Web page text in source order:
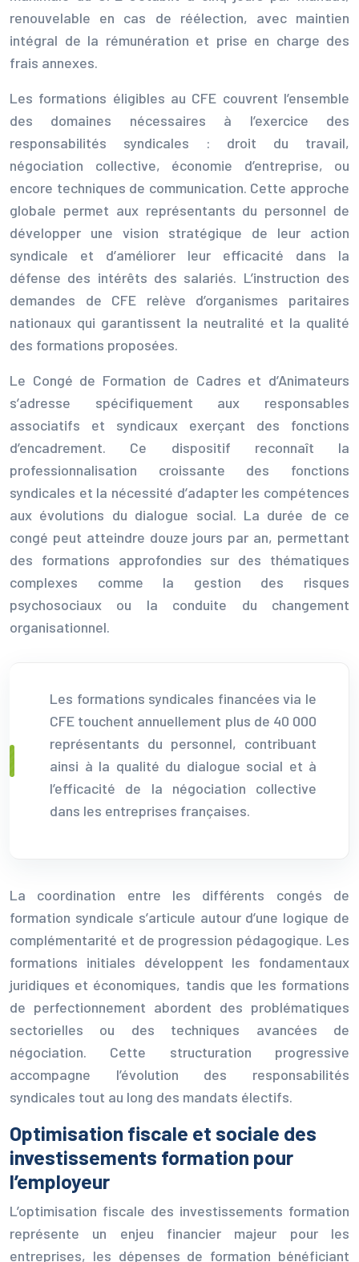
renouvelable en cas de réélection, avec maintien
intégral de la rémunération et prise en charge des
frais annexes.
Les formations éligibles au CFE couvrent l’ensemble
des domaines nécessaires à l’exercice des
responsabilités syndicales : droit du travail,
négociation collective, économie d’entreprise, ou
encore techniques de communication. Cette approche
globale permet aux représentants du personnel de
développer une vision stratégique de leur action
syndicale et d’améliorer leur efficacité dans la
défense des intérêts des salariés. L’instruction des
demandes de CFE relève d’organismes paritaires
nationaux qui garantissent la neutralité et la qualité
des formations proposées.
Le Congé de Formation de Cadres et d’Animateurs
s’adresse spécifiquement aux responsables
associatifs et syndicaux exerçant des fonctions
d’encadrement. Ce dispositif reconnaît la
professionnalisation croissante des fonctions
syndicales et la nécessité d’adapter les compétences
aux évolutions du dialogue social. La durée de ce
congé peut atteindre douze jours par an, permettant
des formations approfondies sur des thématiques
complexes comme la gestion des risques
psychosociaux ou la conduite du changement
organisationnel.
Les formations syndicales financées via le
CFE touchent annuellement plus de 40 000
représentants du personnel, contribuant
ainsi à la qualité du dialogue social et à
l’efficacité de la négociation collective
dans les entreprises françaises.
La coordination entre les différents congés de
formation syndicale s’articule autour d’une logique de
complémentarité et de progression pédagogique. Les
formations initiales développent les fondamentaux
juridiques et économiques, tandis que les formations
de perfectionnement abordent des problématiques
sectorielles ou des techniques avancées de
négociation. Cette structuration progressive
accompagne l’évolution des responsabilités
syndicales tout au long des mandats électifs.
Optimisation fiscale et sociale des
investissements formation pour
l’employeur
L’optimisation fiscale des investissements formation
représente un enjeu financier majeur pour les
entreprises, les dépenses de formation bénéficiant